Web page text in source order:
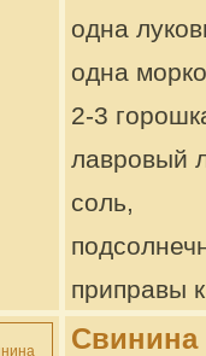
одна
одна
2-3
лавровый
соль,
приправы
Свинина